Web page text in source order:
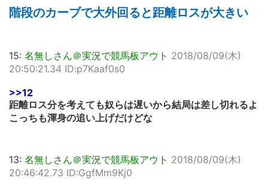
階段のカーブで大外回ると距離ロスが大きい
15: 名無しさん＠実況で競馬板アウト 2018/08/09(木)
20:50:21.34 ID:p7Kaaf0s0
>>12
距離ロス分を考えても奴らは遅いから結局は差し切れるよ
こっちも渾身の追い上げだけどな
13: 名無しさん＠実況で競馬板アウト 2018/08/09(木)
20:46:42.73 ID:GgfMm9Kj0